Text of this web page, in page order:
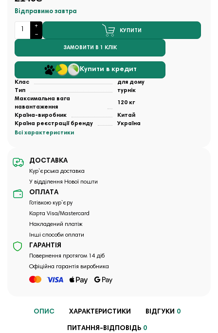
Відправимо завтра
КУПИТИ
ЗАМОВИТИ В 1 КЛІК
Купити в кредит
Клас
для дому
Тип
турнік
Максимальна вага
навантаження
120 кг
Країна-виробник
Китай
Країна реєстрації бренду
Україна
Всі характеристики
ДОСТАВКА
Кур`єрська доставка
У відділення Нової пошти
ОПЛАТА
Готівкою кур`єру
Карта Visa/Mastercard
Накладений платіж
Інші способи оплати
ГАРАНТІЯ
Повернення протягом 14 діб
Офіційна гарантія виробника
ОПИС ХАРАКТЕРИСТИКИ ВІДГУКИ 0
ПИТАННЯ-ВІДПОВІДЬ 0